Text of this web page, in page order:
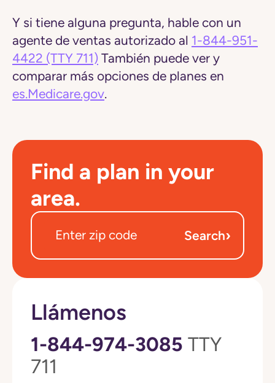
Y si tiene alguna pregunta, hable con un
agente de ventas autorizado al 1-844-951-
4422 (TTY 711) También puede ver y
comparar más opciones de planes en
es.Medicare.gov.
Find a plan in your
area.
Search›
Llámenos
1-844-974-3085 TTY
711